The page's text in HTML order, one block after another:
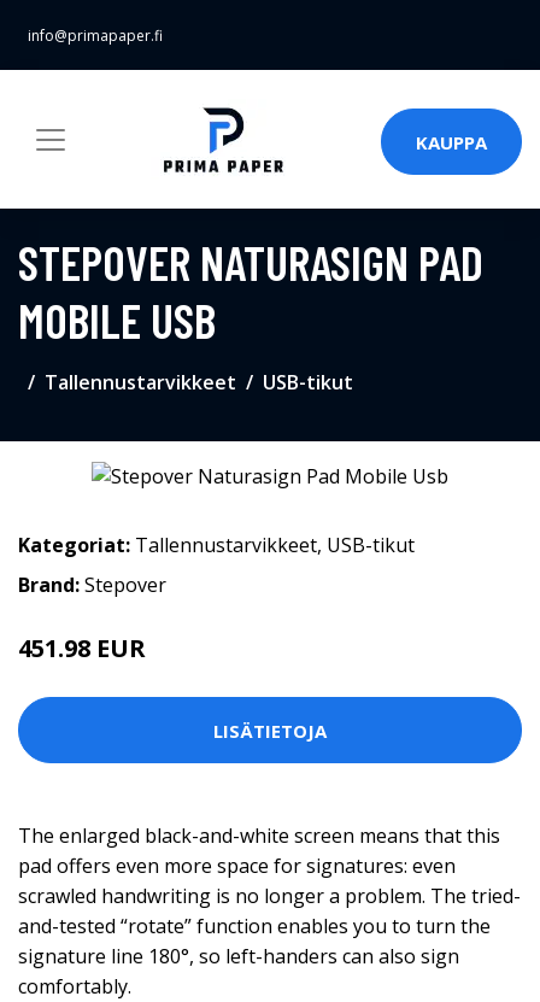
info@primapaper.fi
KAUPPA
STEPOVER NATURASIGN PAD
MOBILE USB
Tallennustarvikkeet USB-tikut
Kategoriat: Tallennustarvikkeet, USB-tikut
Brand:Stepover
451.98 EUR
LISÄTIETOJA
The enlarged black-and-white screen means that this
pad offers even more space for signatures: even
scrawled handwriting is no longer a problem. The tried-
and-tested “rotate” function enables you to turn the
signature line 180°, so left-handers can also sign
comfortably.